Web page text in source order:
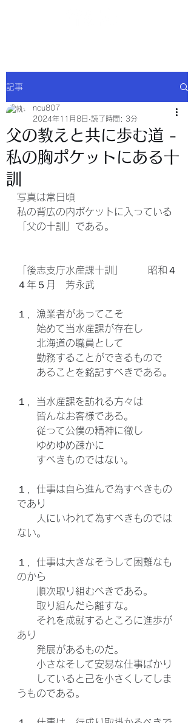
記事
父の教えと共に歩む道 -
私の胸ポケットにある十
訓
ncu807
2024年11月8日 読了時間: 3分
写真は常日頃
私の背広の内ポケットに入っている
「父の十訓」である。
「後志支庁水産課十訓」　　  昭和４
４年５月　芳永武
１，漁業者があってこそ
始めて当水産課が存在し
北海道の職員として
勤務することができるもので
あることを銘記すべきである。
１，当水産課を訪れる方々は
皆んなお客様である。
従って公僕の精神に徹し
ゆめゆめ疎かに
すべきものではない。
１，仕事は自ら進んで為すべきもの
であり
人にいわれて為すべきものでは
ない。
１，仕事は大きなそうして困難なも
のから
順次取り組むべきである。
取り組んだら離すな。
それを成就するところに進歩が
あり
発展があるものだ。
小さなそして安易な仕事ばかり
していると己を小さくしてしま
うものである。